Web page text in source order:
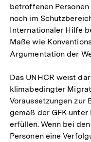
betroffenen
noch im
Internationaler Hilfe
Maße wie
Argumentation der
Das UNHCR weist
klimabedingter
Voraussetzungen zur
gemäß der GFK
erfüllen. Wenn bei
Personen eine